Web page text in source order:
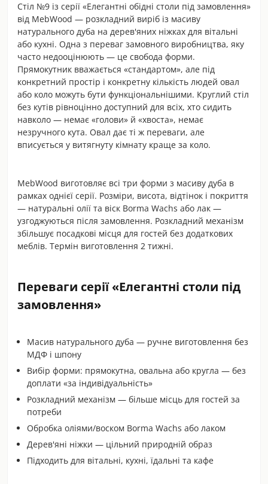
Стіл №9 із серії «Елегантні обідні столи під замовлення»
від MebWood — розкладний виріб із масиву
натурального дуба на дерев'яних ніжках для вітальні
або кухні. Одна з переваг замовного виробництва, яку
часто недооцінюють — це свобода форми.
Прямокутник вважається «стандартом», але під
конкретний простір і конкретну кількість людей овал
або коло можуть бути функціональнішими. Круглий стіл
без кутів рівноцінно доступний для всіх, хто сидить
навколо — немає «голови» й «хвоста», немає
незручного кута. Овал дає ті ж переваги, але
вписується у витягнуту кімнату краще за коло.
MebWood виготовляє всі три форми з масиву дуба в
рамках однієї серії. Розміри, висота, відтінок і покриття
— натуральні олії та віск Borma Wachs або лак —
узгоджуються після замовлення. Розкладний механізм
збільшує посадкові місця для гостей без додаткових
меблів. Термін виготовлення 2 тижні.
Переваги серії «Елегантні столи під
замовлення»
Масив натурального дуба — ручне виготовлення без
МДФ і шпону
Вибір форми: прямокутна, овальна або кругла — без
доплати «за індивідуальність»
Розкладний механізм — більше місць для гостей за
потреби
Обробка оліями/воском Borma Wachs або лаком
Дерев'яні ніжки — цільний природній образ
Підходить для вітальні, кухні, їдальні та кафе